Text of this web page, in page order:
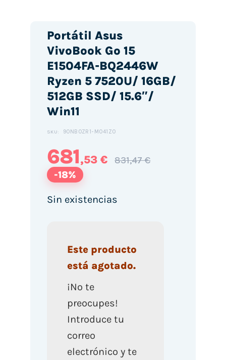
Portátil Asus
VivoBook Go 15
E1504FA-BQ2446W
Ryzen 5 7520U/ 16GB/
512GB SSD/ 15.6″/
Win11
SKU: 90NB0ZR1-M041Z0
681,53 € 831,47 €
-18%
Sin existencias
Este producto
está agotado.
¡No te
preocupes!
Introduce tu
correo
electrónico y te